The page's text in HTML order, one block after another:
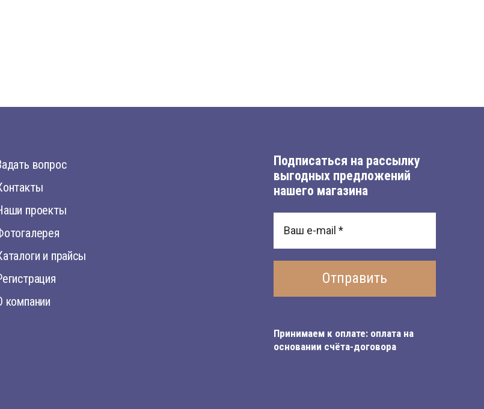
вопрос
проекты
и прайсы
компании
Подписаться на рассылку
выгодных предложений
нашего магазина
Отправить
Принимаем к оплате: оплата на
основании счёта-договора